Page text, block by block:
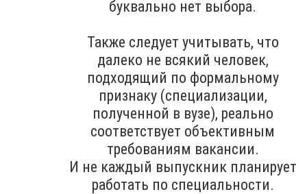
буквально нет выбора.
Также следует учитывать, что
далеко не всякий человек,
подходящий по формальному
признаку (специализации,
полученной в вузе), реально
соответствует объективным
требованиям вакансии.
И не каждый выпускник планирует
работать по специальности.